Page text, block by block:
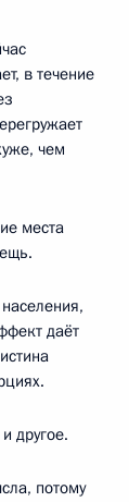
в течение
чем
места
даёт
другое.
потому